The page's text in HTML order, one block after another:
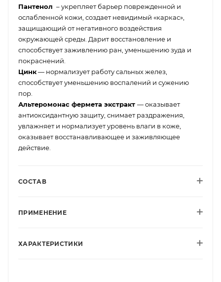
Пантенол – укрепляет барьер поврежденной и
ослабленной кожи, создает невидимый «каркас»,
защищающий от негативного воздействия
окружающей среды. Дарит восстановление и
способствует заживлению ран, уменьшению зуда и
покраснений.
Цинк— нормализует работу сальных желез,
способствует уменьшению воспалений и сужению
пор.
Альтеромонас фермета экстракт — оказывает
антиоксидантную защиту, снимает раздражения,
увлажняет и нормализует уровень влаги в коже,
оказывает восстанавливающее и заживляющее
действие.
СОСТАВ
ПРИМЕНЕНИЕ
ХАРАКТЕРИСТИКИ